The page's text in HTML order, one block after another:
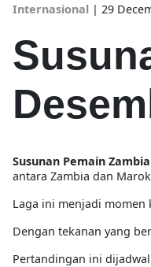
Internasional | 29
Susunan Pemain
antara Zambia dan
Laga ini menjadi
Dengan tekanan yang
Pertandingan ini